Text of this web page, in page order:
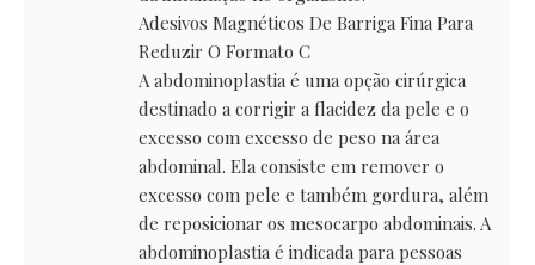
Adesivos Magnéticos De Barriga Fina Para
Reduzir O Formato C
A abdominoplastia é uma opção cirúrgica
destinado a corrigir a flacidez da pele e o
excesso com excesso de peso na área
abdominal. Ela consiste em remover o
excesso com pele e também gordura, além
de reposicionar os mesocarpo abdominais. A
abdominoplastia é indicada para pessoas